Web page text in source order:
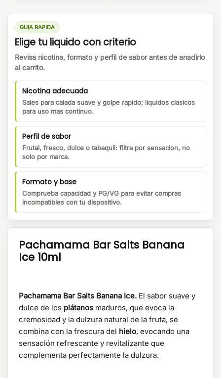
GUIA RAPIDA
Elige tu liquido con criterio
Revisa nicotina, formato y perfil de sabor antes de anadirlo
al carrito.
Nicotina adecuada
Sales para calada suave y golpe rapido; liquidos clasicos
para uso mas continuo.
Perfil de sabor
Frutal, fresco, dulce o tabaquil: filtra por sensacion, no
solo por marca.
Formato y base
Comprueba capacidad y PG/VG para evitar compras
incompatibles con tu dispositivo.
Pachamama Bar Salts Banana
Ice 10ml
Pachamama Bar Salts Banana Ice. El sabor suave y
dulce de los plátanos maduros, que evoca la
cremosidad y la dulzura natural de la fruta, se
combina con la frescura del hielo, evocando una
sensación refrescante y revitalizante que
complementa perfectamente la dulzura.